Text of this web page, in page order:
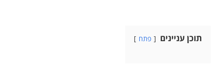
תוכן עניינים פתח